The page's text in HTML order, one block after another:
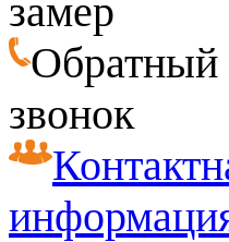
замер
Обратный
звонок